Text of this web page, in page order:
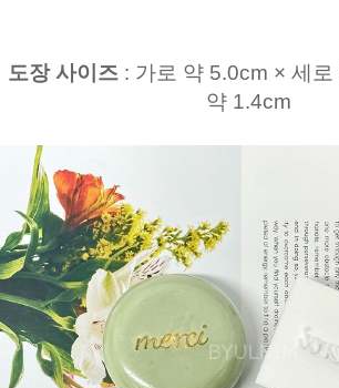
도장 사이즈: 가로 약 5.0cm × 세로
약 1.4cm